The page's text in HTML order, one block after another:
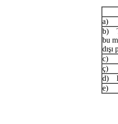
a)
b)
bu
c)
ç)
d)
e)